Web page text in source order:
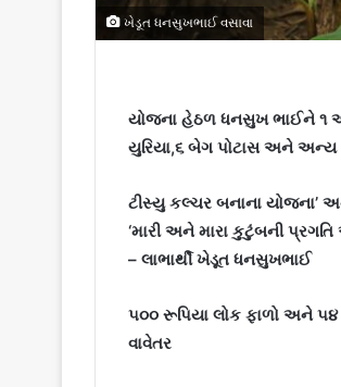
ખેડૂત ધનસુખભાઈ વસાવા
યોજના હેઠળ ધનસુખ ભાઈને ૧
યુરિયા,૬ બેગ પોટાસ અને
ટીસ્યુ કલ્ચર બનાના યોજના’
‘મારી અને મારા કુટુંબની
– લાભાર્થી ખેડૂત ધનસુખભાઈ
૫૦૦ રૂપિયા લોક ફાળો અને
વાવેતર